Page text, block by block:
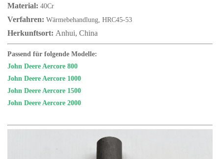
Material: 40Cr
Verfahren: Wärmebehandlung, HRC45-53
Herkunftsort: Anhui, China
Passend für folgende Modelle:
John Deere Aercore 800
John Deere Aercore 1000
John Deere Aercore 1500
John Deere Aercore 2000